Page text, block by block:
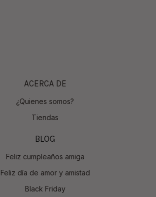
ACERCA DE
¿Quienes somos?
Tiendas
BLOG
Feliz cumpleaños amiga
Feliz día de amor y amistad
Black Friday